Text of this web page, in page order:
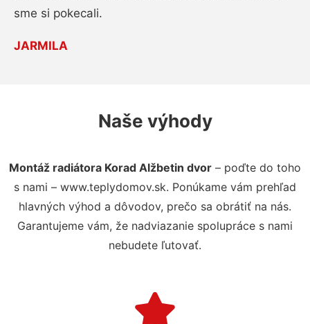
sme si pokecali.
JARMILA
Naše výhody
Montáž radiátora Korad Alžbetin dvor – poďte do toho
s nami – www.teplydomov.sk. Ponúkame vám prehľad
hlavných výhod a dôvodov, prečo sa obrátiť na nás.
Garantujeme vám, že nadviazanie spolupráce s nami
nebudete ľutovať.